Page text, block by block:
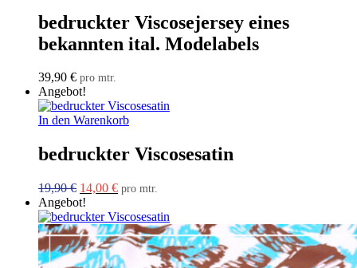
bedruckter Viscosejersey eines
bekannten ital. Modelabels
39,90 € pro mtr.
Angebot!
In den Warenkorb
bedruckter Viscosesatin
19,90€ Ursprünglicher
Preis
war:
19,90 €
14,00 €Aktueller
ist:
14,00 €.
pro mtr.
Angebot!